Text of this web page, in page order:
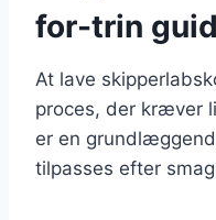
for-trin
At lave
proces, der kræver
er en
tilpasses efter